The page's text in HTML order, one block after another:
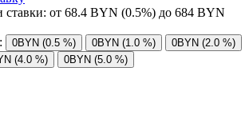
от 68.4 BYN (0.5%) до 684 BYN
0BYN (0.5 %) 0BYN (1.0 %)
0BYN (2.0 %)
(4.0 %) 0BYN (5.0 %)